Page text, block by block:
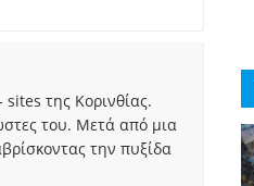
της Κορινθίας.
του. Μετά από μια
την πυξίδα